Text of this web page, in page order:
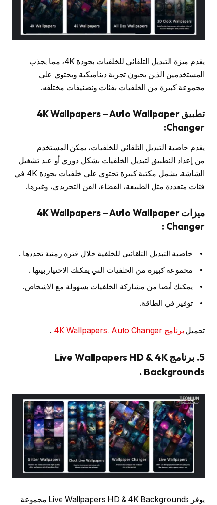
يقدم ميزة التبديل التلقائي للخلفيات بجودة 4K، مما يجذب
المستخدمين الذين يحبون تجربة ديناميكية ويحتوي على
مجموعة كبيرة من الخلفيات بفئات وتصنيفات مختلفه.
تطبيق 4K Wallpapers – Auto Wallpaper
Changer:
يقدم خاصية التبديل التلقائي للخلفيات، يمكن المستخدم
من إعداد التطبيق لتبديل الخلفيات بشكل دوري أو عند تشغيل
الشاشة. يشمل مكتبة كبيرة تحتوي على خلفيات بجودة 4K في
فئات متعددة مثل الطبيعة، الفضاء، الفن التجريدي، وغيرها.
ميزات 4K Wallpapers – Auto Wallpaper
Changer :
خاصية التبديل التلقائيى للخلفية خلال فترة زمنية تحددها .
مجموعة كبيرة من الخلفيات التي يمكنك الاختيار بينها .
يمكنك أيضا من مشاركة الخلفيات بسهولة مع الاشخاص.
توفير في الطاقة.
تحميل برنامج 4K Wallpapers, Auto Changer .
5. برنامج Live Wallpapers HD & 4K
Backgrounds .
يوفر Live Wallpapers HD & 4K Backgrounds مجموعة